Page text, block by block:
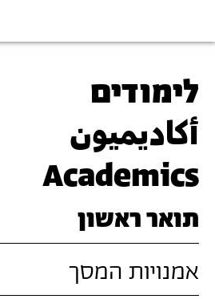
לימודים
أكاديميون
Academics
תואר ראשון
אמנויות המסך